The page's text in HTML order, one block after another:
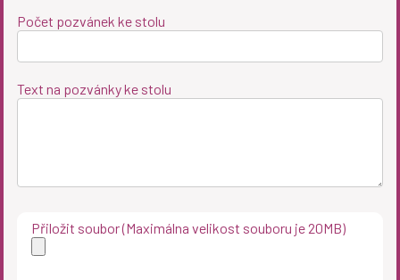
Počet pozvánek ke stolu
Text na pozvánky ke stolu
Přiložit soubor (Maximálna velikost souboru je 20MB)